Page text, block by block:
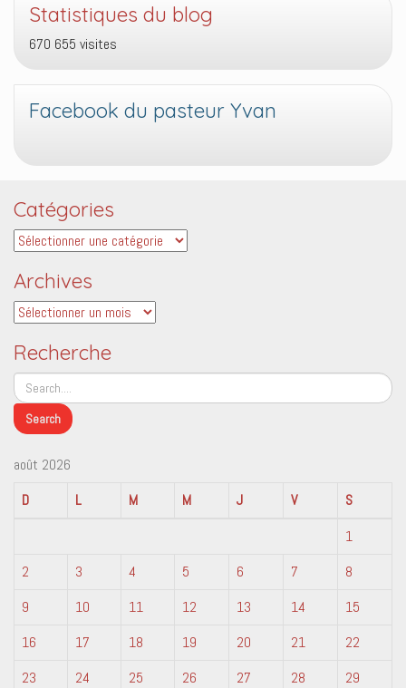
Statistiques du blog
670 655 visites
Facebook du pasteur Yvan
Catégories
Catégories
Archives
Archives
Recherche
août 2026
D
L M M J V
S
1
2
3 4 5 6 7
8
9
10 11 12 13 14
15
16
17 18 19 20 21
22
23
24 25 26 27 28
29